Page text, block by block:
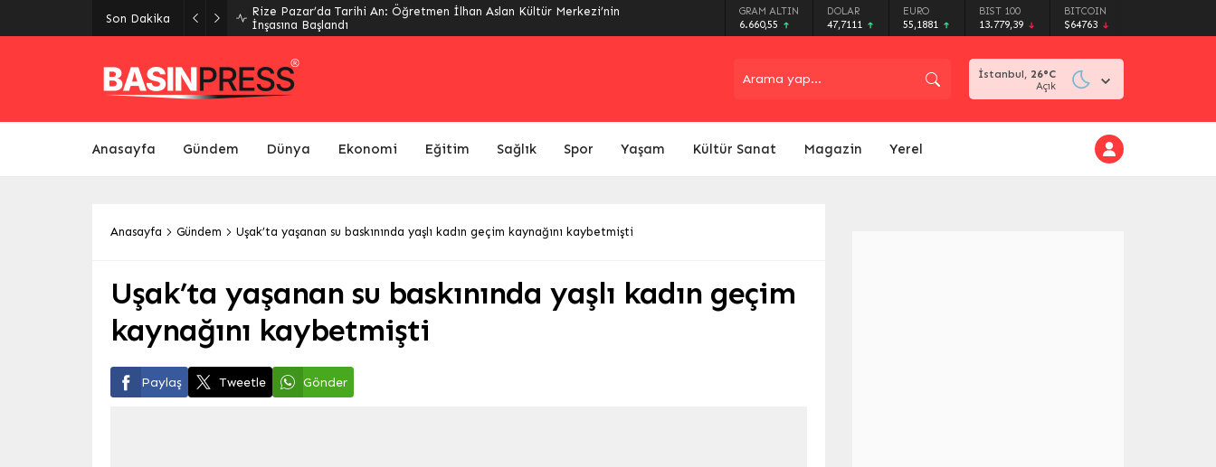
Son Dakika
Rize Pazar’da Tarihi An: Öğretmen İlhan Aslan Kültür Merkezi’nin
İnşasına Başlandı
GRAM ALTIN
6.660,55
DOLAR
47,7111
EURO
55,1881
BIST 100
13.779,39
BITCOIN
$64763
İstanbul, 26°C
Açık
Anasayfa Gündem Dünya Ekonomi Eğitim Sağlık Spor Yaşam Kültür Sanat Magazin Yerel
Anasayfa Gündem Uşak’ta yaşanan su baskınında yaşlı kadın geçim kaynağını kaybetmişti
Uşak’ta yaşanan su baskınında yaşlı kadın geçim
kaynağını kaybetmişti
Paylaş Tweetle Gönder